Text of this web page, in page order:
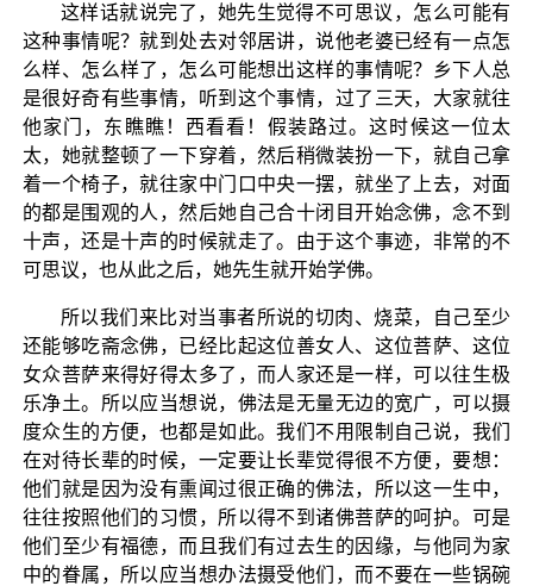
这样话就说完了，她先生觉得不可思议，怎么可能有
这种事情呢？就到处去对邻居讲，说他老婆已经有一点怎
么样、怎么样了，怎么可能想出这样的事情呢？乡下人总
是很好奇有些事情，听到这个事情，过了三天，大家就往
他家门，东瞧瞧！西看看！假装路过。这时候这一位太
太，她就整顿了一下穿着，然后稍微装扮一下，就自己拿
着一个椅子，就往家中门口中央一摆，就坐了上去，对面
的都是围观的人，然后她自己合十闭目开始念佛，念不到
十声，还是十声的时候就走了。由于这个事迹，非常的不
可思议，也从此之后，她先生就开始学佛。
所以我们来比对当事者所说的切肉、烧菜，自己至少
还能够吃斋念佛，已经比起这位善女人、这位菩萨、这位
女众菩萨来得好得太多了，而人家还是一样，可以往生极
乐净土。所以应当想说，佛法是无量无边的宽广，可以摄
度众生的方便，也都是如此。我们不用限制自己说，我们
在对待长辈的时候，一定要让长辈觉得很不方便，要想：
他们就是因为没有熏闻过很正确的佛法，所以这一生中，
往往按照他们的习惯，所以得不到诸佛菩萨的呵护。可是
他们至少有福德，而且我们有过去生的因缘，与他同为家
中的眷属，所以应当想办法摄受他们，而不要在一些锅碗